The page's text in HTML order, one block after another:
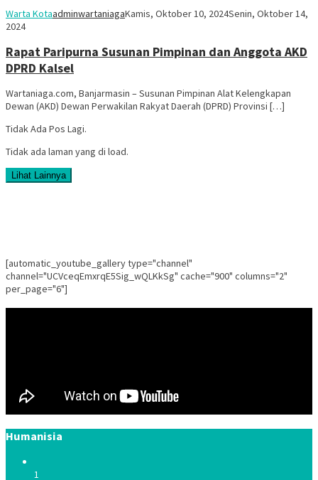
Warta KotaadminwartaniagaKamis, Oktober 10, 2024Senin, Oktober 14,
2024
Rapat Paripurna Susunan Pimpinan dan Anggota AKD
DPRD Kalsel
Wartaniaga.com, Banjarmasin – Susunan Pimpinan Alat Kelengkapan
Dewan (AKD) Dewan Perwakilan Rakyat Daerah (DPRD) Provinsi […]
Tidak Ada Pos Lagi.
Tidak ada laman yang di load.
Lihat Lainnya
[automatic_youtube_gallery type="channel"
channel="UCVceqEmxrqE5Sig_wQLKkSg" cache="900" columns="2"
per_page="6"]
Humanisia
1